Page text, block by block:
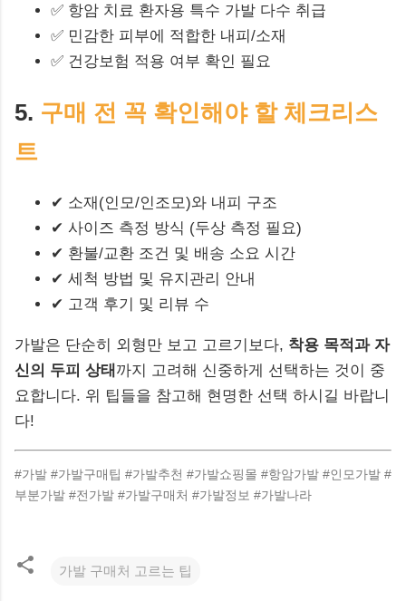
✅ 항암 치료 환자용 특수 가발 다수 취급
✅ 민감한 피부에 적합한 내피/소재
✅ 건강보험 적용 여부 확인 필요
5. 구매 전 꼭 확인해야 할 체크리스
트
✔ 소재(인모/인조모)와 내피 구조
✔ 사이즈 측정 방식 (두상 측정 필요)
✔ 환불/교환 조건 및 배송 소요 시간
✔ 세척 방법 및 유지관리 안내
✔ 고객 후기 및 리뷰 수
가발은 단순히 외형만 보고 고르기보다, 착용 목적과 자
신의 두피 상태 까지 고려해 신중하게 선택하는 것이 중
요합니다. 위 팁들을 참고해 현명한 선택 하시길 바랍니
다!
#가발 #가발구매팁 #가발추천 #가발쇼핑몰 #항암가발 #인모가발 #
부분가발 #전가발 #가발구매처 #가발정보 #가발나라
가발 구매처 고르는 팁